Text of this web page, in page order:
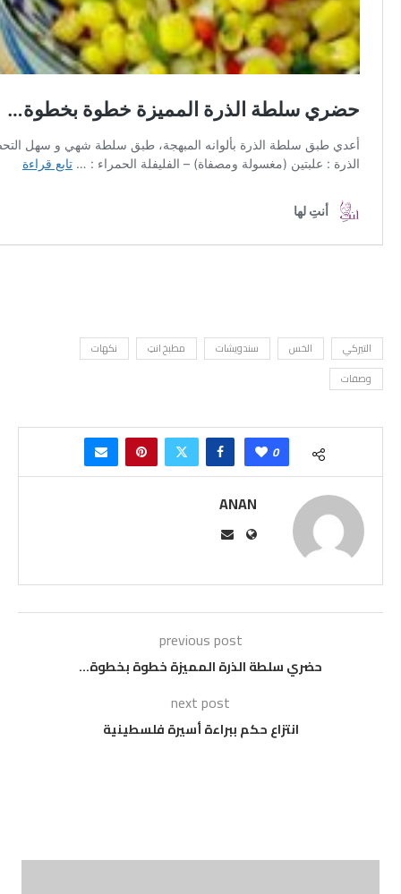
التيركي الخس سندويشات مطبخ انتِ
نكهات
وصفات
0
ANAN
previous post
حضري سلطة الذرة المميزة خطوة بخطوة…
next post
انتزاع حكم ببراءة أسيرة فلسطينية